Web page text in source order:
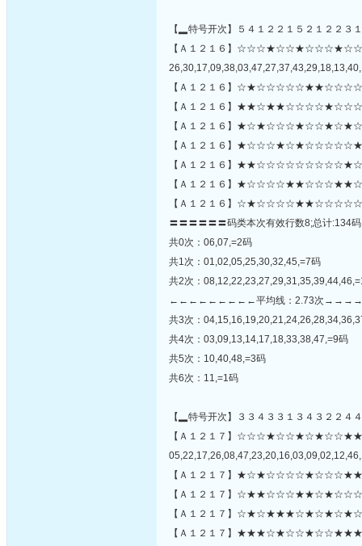
【▂特号开次】５４１２２１５２１２２３
【Ａ１２１６】
【Ａ１２１６】
【Ａ１２１６】
【Ａ１２１６】
【Ａ１２１６】
【Ａ１２１６】
【Ａ１２１６】
【Ａ１２１６】
〓〓〓〓〓〓码类本次有效行数8;总计:134
共0次：06,07,=2码
共1次：01,02,05,25,30,32,45,=7码
共2次：
←←←←←←←←←平均线：2.73次
共3次：
共4次：03,09,13,14,17,18,33,38,47,=9码
共5次：10,40,48,=3码
共6次：11,=1码
【▂特号开次】３３４３３１３４３２２４
【Ａ１２１７】
【Ａ１２１７】
【Ａ１２１７】
【Ａ１２１７】
【Ａ１２１７】